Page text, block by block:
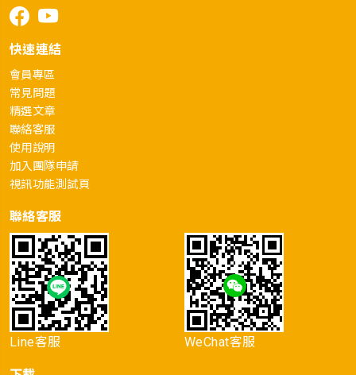
快速連結
會員專區
常見問題
精選文章
聯絡客服
使用說明
加入團隊申請
視訊功能測試頁
聯絡客服
Line客服 WeChat客服